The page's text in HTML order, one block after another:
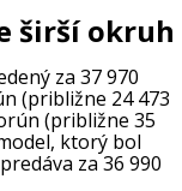
širší
za 37 970
(približne 24 473
(približne 35
ktorý bol
za 36 990